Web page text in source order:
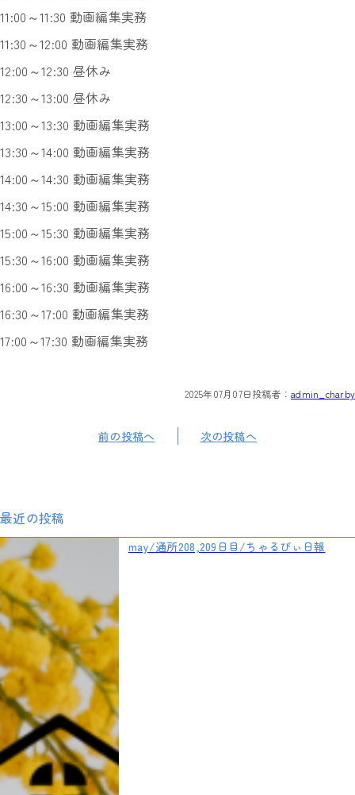
11:00～11:30 動画編集実務
11:30～12:00 動画編集実務
12:00～12:30 昼休み
12:30～13:00 昼休み
13:00～13:30 動画編集実務
13:30～14:00 動画編集実務
14:00～14:30 動画編集実務
14:30～15:00 動画編集実務
15:00～15:30 動画編集実務
15:30～16:00 動画編集実務
16:00～16:30 動画編集実務
16:30～17:00 動画編集実務
17:00～17:30 動画編集実務
2025年07月07日投稿者：admin_charby
前の投稿へ 次の投稿へ
最近の投稿
may/通所208,209日目/ちゃるびぃ日報